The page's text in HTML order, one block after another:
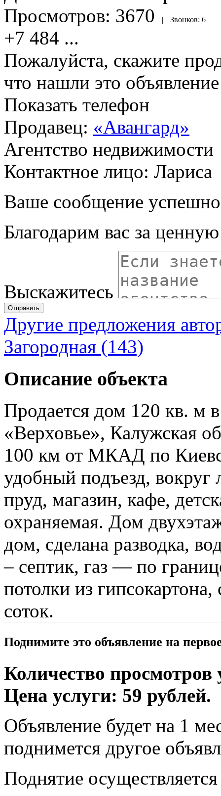
Просмотров: 3670 | Звонков: 6
+7 484 ...
Пожалуйста, скажите
что нашли это
Показать телефон
Продавец: «Авангард»
Агентство недвижимости
Контактное лицо: Лариса
Ваше сообщение успешно
Благодарим вас за
Выскажитесь
Отправить
Другие предложения
Загородная (143)
Описание объекта
Продается дом 120 кв. м
«Верховье», Калужская
100 км от МКАД по
удобный подъезд, вокруг
пруд, магазин, кафе,
охраняемая. Дом
дом, сделана разводка,
– септик, газ — по
потолки из
соток.
Поднимите это объявление на
Количество просмотров
Цена услуги: 59 рублей.
Объявление будет на 1
поднимется другое
Поднятие